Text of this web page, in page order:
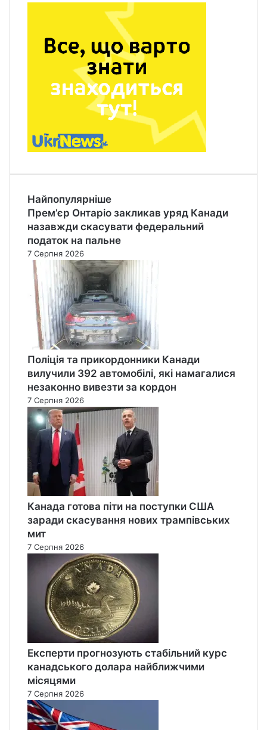
Найпопулярніше
Прем’єр Онтаріо закликав уряд Канади
назавжди скасувати федеральний
податок на пальне
7 Серпня 2026
Поліція та прикордонники Канади
вилучили 392 автомобілі, які намагалися
незаконно вивезти за кордон
7 Серпня 2026
Канада готова піти на поступки США
заради скасування нових трампівських
мит
7 Серпня 2026
Експерти прогнозують стабільний курс
канадського долара найближчими
місяцями
7 Серпня 2026